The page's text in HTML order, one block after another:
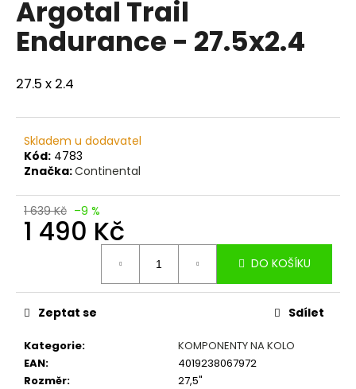
Argotal Trail
Endurance - 27.5x2.4
27.5 x 2.4
Skladem u dodavatel
Kód: 4783
Značka:Continental
1 639 Kč –9 %
1 490 Kč
DO KOŠÍKU
Kategorie:
KOMPONENTY NA KOLO
EAN:
4019238067972
Rozměr: 27,5"
Zeptat se Sdílet
a
j
t
p
o
u
č
u